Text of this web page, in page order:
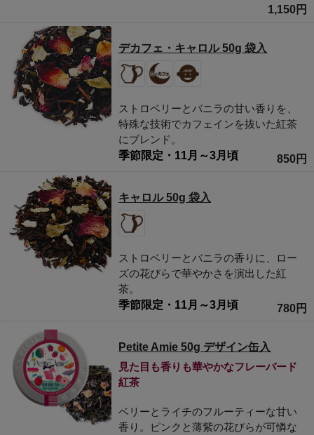
1,150円
デカフェ・キャロル 50g 袋入
ストロベリーとバニラの甘い香りを、
特殊な技術でカフェインを抜いた紅茶
にブレンド。
季節限定・11月～3月頃
850円
キャロル 50g 袋入
ストロベリーとバニラの香りに、ロー
ズの花びらで華やかさを演出した紅
茶。
季節限定・11月～3月頃
780円
Petite Amie 50g デザイン缶入
見た目も香りも華やかなフレーバード
紅茶
ベリーとライチのフルーティーな甘い
香り。ピンクと薄紫の花びらが可憐な